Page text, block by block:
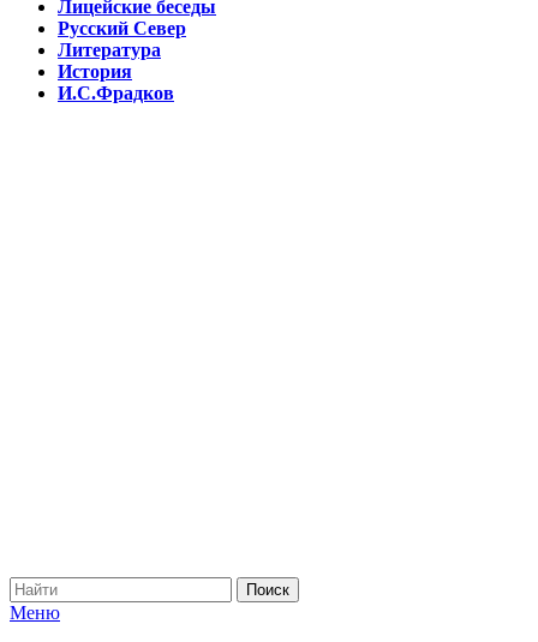
Лицейские беседы
Русский Север
Литература
История
И.С.Фрадков
Меню